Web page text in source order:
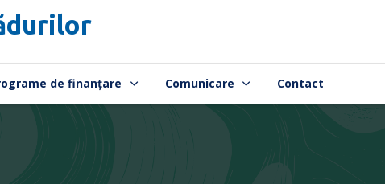
de finanțare Comunicare Contact